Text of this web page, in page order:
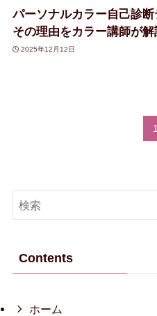
パーソナルカラー自己診
その理由をカラー講師が解
2025年12月12日
1
Contents
ホーム